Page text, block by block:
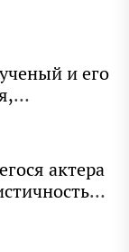
и его
актера